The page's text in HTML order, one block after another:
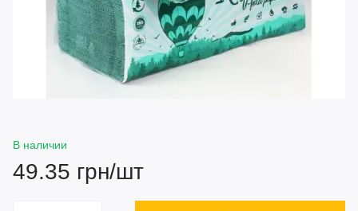
В наличии
49.35 грн/шт